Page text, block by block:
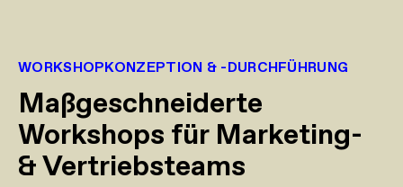
WORKSHOPKONZEPTION & -DURCHFÜHRUNG
Maßgeschneiderte
Workshops für Marketing-
& Vertriebsteams